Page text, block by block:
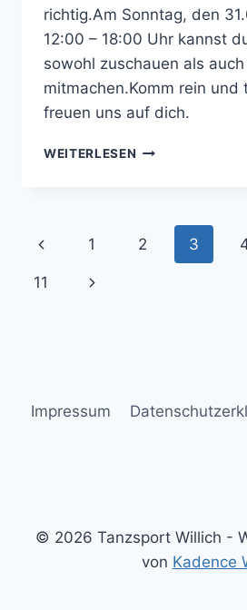
richtig.Am Sonntag, den
12:00 – 18:00 Uhr kannst
sowohl zuschauen als auch
mitmachen.Komm rein und
freuen uns auf dich.
WEITERLESEN TAG
Seitennavigation
Vorherige
Seite
1 2 3
11
Nächste
Impressum
© 2026 Tanzsport Willich -
von Kadence